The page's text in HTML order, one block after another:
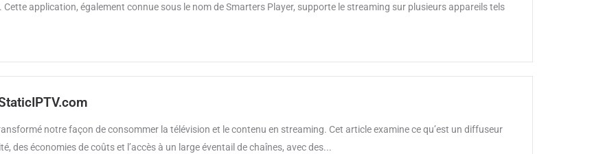
application, également connue sous le nom de Smarters Player, supporte le streaming sur plusieurs appareils tels
notre façon de consommer la télévision et le contenu en streaming. Cet article examine ce qu’est un diffuseur
des économies de coûts et l’accès à un large éventail de chaînes, avec des...